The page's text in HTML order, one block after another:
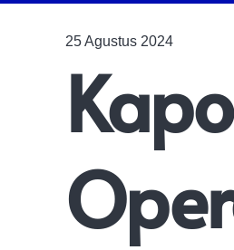
25 Agustus 2024